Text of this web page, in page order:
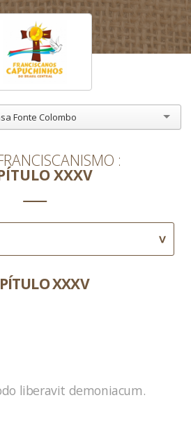
Fonte Colombo
XXXV
XXXV
liberavit demoniacum.